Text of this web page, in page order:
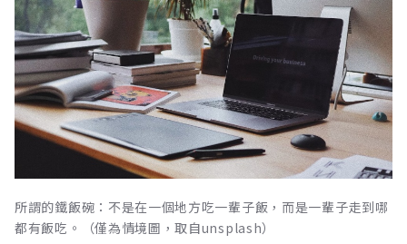
所謂的鐵飯碗：不是在一個地方吃一輩子飯，而是一輩子走到哪
都有飯吃。（僅為情境圖，取自unsplash）